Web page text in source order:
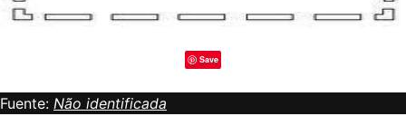
Save
Fuente: Não identificada